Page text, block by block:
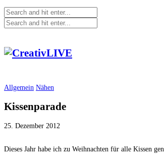
Allgemein Nähen
Kissenparade
25. Dezember 2012
Dieses Jahr habe ich zu Weihnachten für alle Kissen